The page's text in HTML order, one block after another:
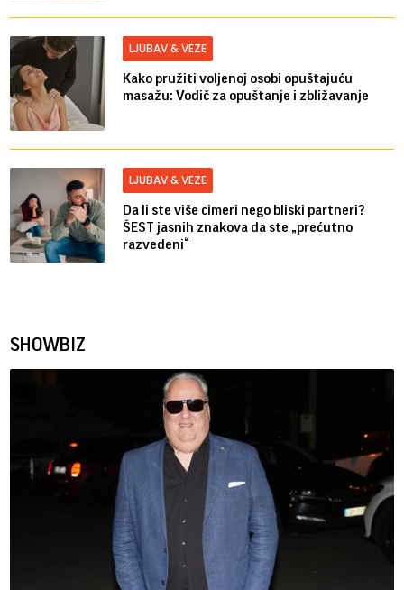
LJUBAV & VEZE
Kako pružiti voljenoj osobi opuštajuću
masažu: Vodič za opuštanje i zbližavanje
LJUBAV & VEZE
Da li ste više cimeri nego bliski partneri?
ŠEST jasnih znakova da ste „prećutno
razvedeni“
SHOWBIZ